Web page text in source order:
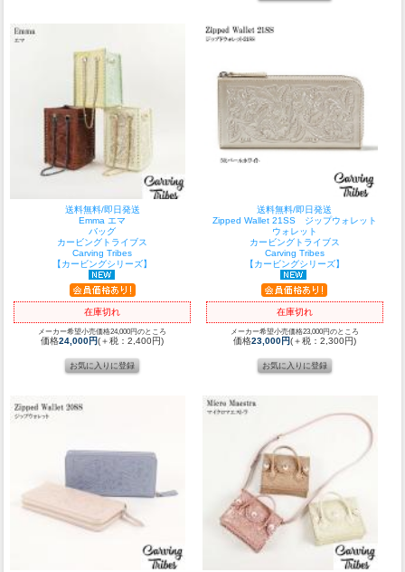
送料無料/即日発送
Emma エマ
バッグ
カービングトライブス
Carving Tribes
【カービングシリーズ】
在庫切れ
メーカー希望小売価格24,000円のところ
価格24,000円(＋税：2,400円)
送料無料/即日発送
Zipped Wallet 21SS ジップウォレット
ウォレット
カービングトライブス
Carving Tribes
【カービングシリーズ】
在庫切れ
メーカー希望小売価格23,000円のところ
価格23,000円(＋税：2,300円)